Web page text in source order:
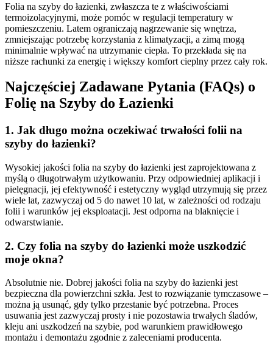
Folia na szyby do łazienki, zwłaszcza te z właściwościami
termoizolacyjnymi, może pomóc w regulacji temperatury w
pomieszczeniu. Latem ograniczają nagrzewanie się wnętrza,
zmniejszając potrzebę korzystania z klimatyzacji, a zimą mogą
minimalnie wpływać na utrzymanie ciepła. To przekłada się na
niższe rachunki za energię i większy komfort cieplny przez cały rok.
Najczęściej Zadawane Pytania (FAQs) o
Folię na Szyby do Łazienki
1. Jak długo można oczekiwać trwałości folii na
szyby do łazienki?
Wysokiej jakości folia na szyby do łazienki jest zaprojektowana z
myślą o długotrwałym użytkowaniu. Przy odpowiedniej aplikacji i
pielęgnacji, jej efektywność i estetyczny wygląd utrzymują się przez
wiele lat, zazwyczaj od 5 do nawet 10 lat, w zależności od rodzaju
folii i warunków jej eksploatacji. Jest odporna na blaknięcie i
odwarstwianie.
2. Czy folia na szyby do łazienki może uszkodzić
moje okna?
Absolutnie nie. Dobrej jakości folia na szyby do łazienki jest
bezpieczna dla powierzchni szkła. Jest to rozwiązanie tymczasowe –
można ją usunąć, gdy tylko przestanie być potrzebna. Proces
usuwania jest zazwyczaj prosty i nie pozostawia trwałych śladów,
kleju ani uszkodzeń na szybie, pod warunkiem prawidłowego
montażu i demontażu zgodnie z zaleceniami producenta.